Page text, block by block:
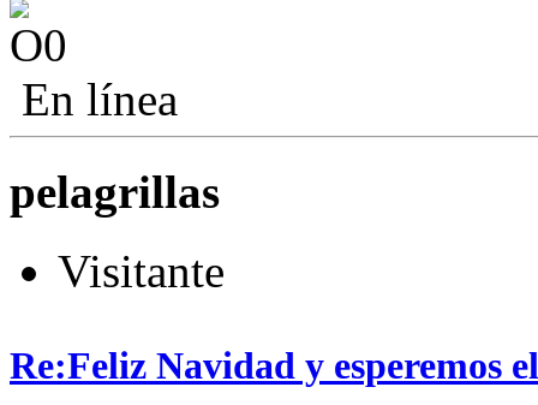
En línea
pelagrillas
Visitante
Re:Feliz Navidad y esperemos